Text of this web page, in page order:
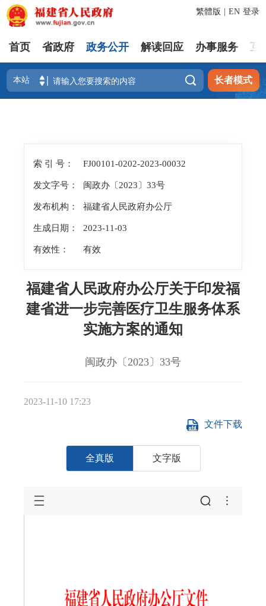
登录
繁體版 EN
首页 省政府 政务公开 解读回应 办事服务 互
 长者模式
索 引 号： FJ00101-0202-2023-00032
发文字号： 闽政办〔2023〕33号
发布机构： 福建省人民政府办公厅
生成日期： 2023-11-03
有效性： 有效
福建省人民政府办公厅关于印发福
建省进一步完善医疗卫生服务体系
实施方案的通知
闽政办〔2023〕33号
2023-11-10 17:23
全真版 文字版
文件下载